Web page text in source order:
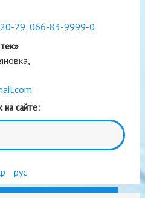
29, 066-83-9999-0
на сайте:
рус